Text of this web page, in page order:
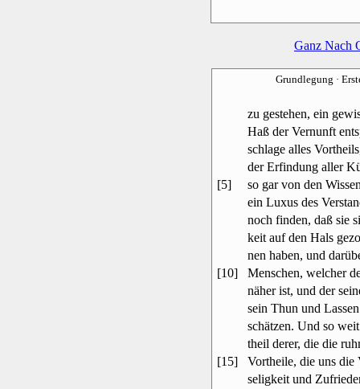
Ganz Nach
Grundlegung ·
zu gestehen, ein
Haß der Vernunft
schlage alles
der Erfindung aller
[5]
so gar von den
ein Luxus des
noch finden, daß sie
keit auf den Hals
nen haben, und
[10]
Menschen, welcher
näher ist, und der
sein Thun und
schätzen. Und so
theil derer, die die
[15]
Vortheile, die uns
seligkeit und